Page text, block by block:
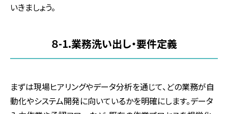
いきましょう。
８-1.業務洗い出し・要件定義
まずは現場ヒアリングやデータ分析を通じて、どの業務が自
動化やシステム開発に向いているかを明確にします。データ